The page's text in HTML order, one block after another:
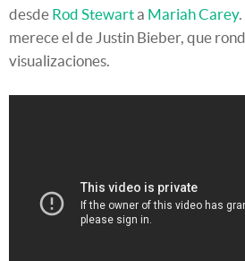
desde Rod Stewarta Mariah Carey
merece el de Justin Bieber, que
visualizaciones.